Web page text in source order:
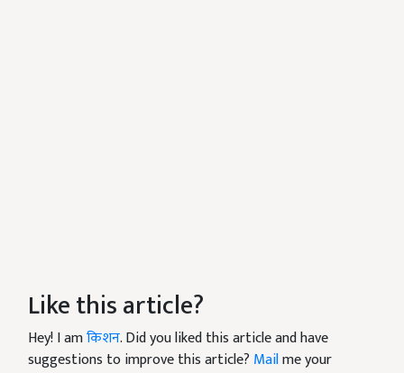
Like this article?
Hey! I amकिशन. Did you liked this article and have
suggestions to improve this article? Mailme your